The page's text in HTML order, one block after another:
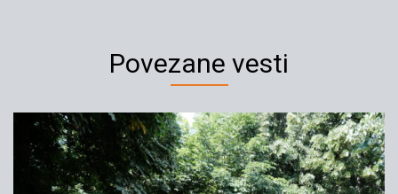
Povezane vesti